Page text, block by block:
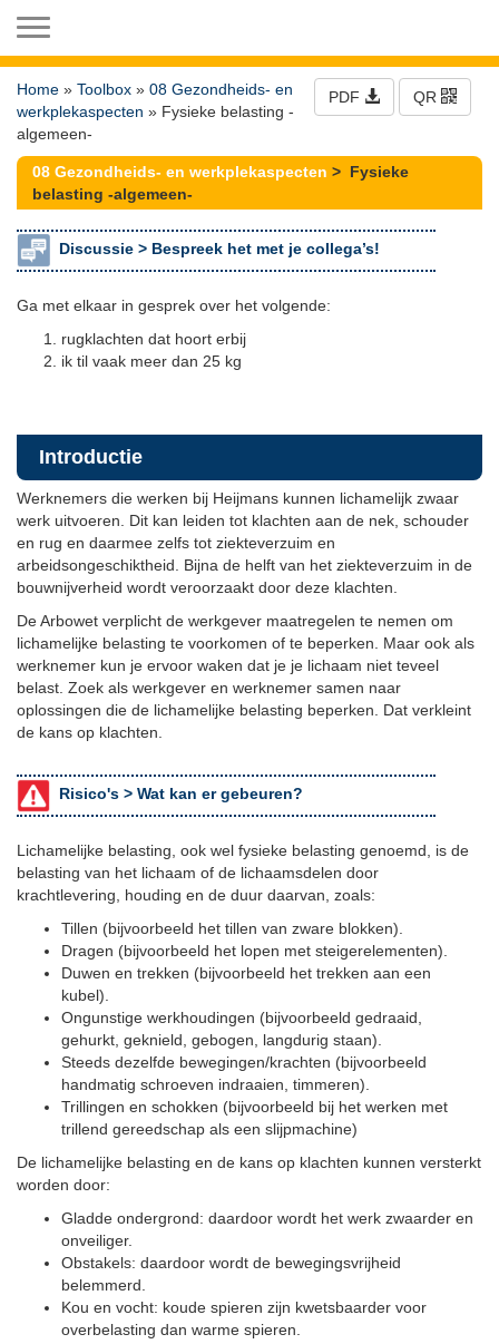
PDF QR
Home » Toolbox » 08 Gezondheids- en
werkplekaspecten » Fysieke belasting -
algemeen-
08 Gezondheids- en werkplekaspecten > Fysieke
belasting -algemeen-
Discussie > Bespreek het met je collega’s!
Ga met elkaar in gesprek over het volgende:
rugklachten dat hoort erbij
ik til vaak meer dan 25 kg
Introductie
Werknemers die werken bij Heijmans kunnen lichamelijk zwaar
werk uitvoeren. Dit kan leiden tot klachten aan de nek, schouder
en rug en daarmee zelfs tot ziekteverzuim en
arbeidsongeschiktheid. Bijna de helft van het ziekteverzuim in de
bouwnijverheid wordt veroorzaakt door deze klachten.
De Arbowet verplicht de werkgever maatregelen te nemen om
lichamelijke belasting te voorkomen of te beperken. Maar ook als
werknemer kun je ervoor waken dat je je lichaam niet teveel
belast. Zoek als werkgever en werknemer samen naar
oplossingen die de lichamelijke belasting beperken. Dat verkleint
de kans op klachten.
Risico's > Wat kan er gebeuren?
Lichamelijke belasting, ook wel fysieke belasting genoemd, is de
belasting van het lichaam of de lichaamsdelen door
krachtlevering, houding en de duur daarvan, zoals:
Tillen (bijvoorbeeld het tillen van zware blokken).
Dragen (bijvoorbeeld het lopen met steigerelementen).
Duwen en trekken (bijvoorbeeld het trekken aan een
kubel).
Ongunstige werkhoudingen (bijvoorbeeld gedraaid,
gehurkt, geknield, gebogen, langdurig staan).
Steeds dezelfde bewegingen/krachten (bijvoorbeeld
handmatig schroeven indraaien, timmeren).
Trillingen en schokken (bijvoorbeeld bij het werken met
trillend gereedschap als een slijpmachine)
De lichamelijke belasting en de kans op klachten kunnen versterkt
worden door:
Gladde ondergrond: daardoor wordt het werk zwaarder en
onveiliger.
Obstakels: daardoor wordt de bewegingsvrijheid
belemmerd.
Kou en vocht: koude spieren zijn kwetsbaarder voor
overbelasting dan warme spieren.